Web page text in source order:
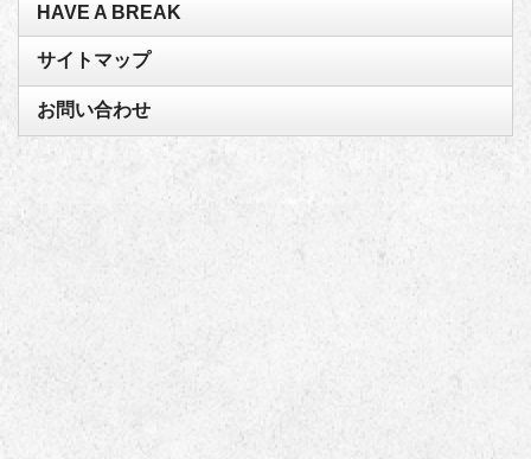
HAVE A BREAK
サイトマップ
お問い合わせ